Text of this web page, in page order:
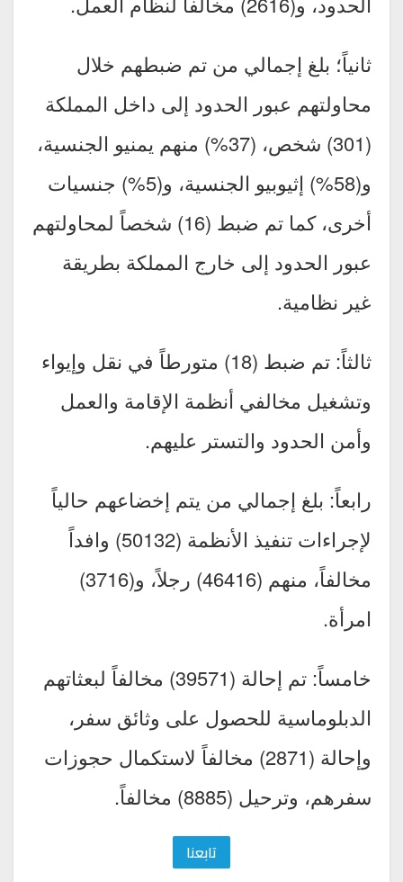
ثانياً؛ بلغ إجمالي من تم ضبطهم خلال
محاولتهم عبور الحدود إلى داخل المملكة
(301) شخص، (37%) منهم يمنيو الجنسية،
و(58%) إثيوبيو الجنسية، و(5%) جنسيات
أخرى، كما تم ضبط (16) شخصاً لمحاولتهم
عبور الحدود إلى خارج المملكة بطريقة
غير نظامية.
ثالثاً: تم ضبط (18) متورطاً في نقل وإيواء
وتشغيل مخالفي أنظمة الإقامة والعمل
وأمن الحدود والتستر عليهم.
رابعاً: بلغ إجمالي من يتم إخضاعهم حالياً
لإجراءات تنفيذ الأنظمة (50132) وافداً
مخالفاً، منهم (46416) رجلاً، و(3716)
امرأة.
خامساً: تم إحالة (39571) مخالفاً لبعثاتهم
الدبلوماسية للحصول على وثائق سفر،
وإحالة (2871) مخالفاً لاستكمال حجوزات
سفرهم، وترحيل (8885) مخالفاً.
تابعنا